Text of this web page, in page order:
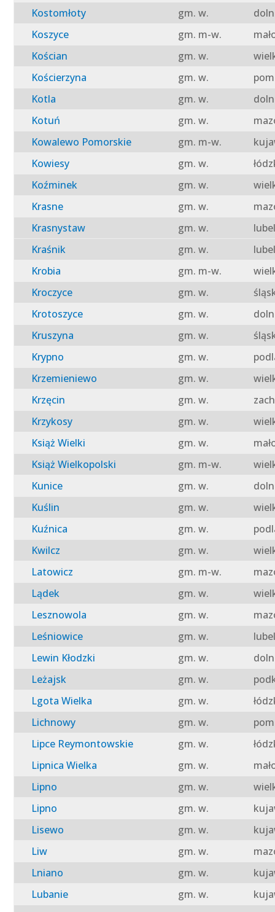
Kostomłoty
gm. w.
Koszyce
gm. m-w.
Kościan
gm. w.
Kościerzyna
gm. w.
Kotla
gm. w.
Kotuń
gm. w.
Kowalewo Pomorskie
gm. m-w.
Kowiesy
gm. w.
Koźminek
gm. w.
Krasne
gm. w.
Krasnystaw
gm. w.
Kraśnik
gm. w.
Krobia
gm. m-w.
Kroczyce
gm. w.
Krotoszyce
gm. w.
Kruszyna
gm. w.
Krypno
gm. w.
Krzemieniewo
gm. w.
Krzęcin
gm. w.
Krzykosy
gm. w.
Książ Wielki
gm. w.
Książ Wielkopolski
gm. m-w.
Kunice
gm. w.
Kuślin
gm. w.
Kuźnica
gm. w.
Kwilcz
gm. w.
Latowicz
gm. m-w.
Lądek
gm. w.
Lesznowola
gm. w.
Leśniowice
gm. w.
Lewin Kłodzki
gm. w.
Leżajsk
gm. w.
Lgota Wielka
gm. w.
Lichnowy
gm. w.
Lipce Reymontowskie
gm. w.
Lipnica Wielka
gm. w.
Lipno
gm. w.
Lipno
gm. w.
Lisewo
gm. w.
Liw
gm. w.
Lniano
gm. w.
Lubanie
gm. w.